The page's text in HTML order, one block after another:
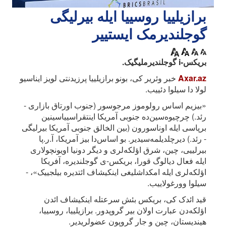
برازیلییا روسییا ایله بیرلیگی
گوجلندیرمک ایستییر
بریکس-i گوجلندیرملیگیک.
Axar.az خبر وئریر کی، بونو برازیلییا پرزیدنتی لویز ایناسیو
لولا دا سیلوا دئییب.
«بیزیم اساس رولوموز مرجوسور (جنوب اورتاق بازاری -
رئد.) چرچیوه‌سین‌ده جنوبی آمریکا اینتقراسییاسینین
برپاسی ایله اوناسورون (بین الخالق جنوبی آمریکا بیرلیگی
- رئد.) دیرچلدیلمه‌سیدیر. بو اساس‌دا بیز آمریکا، آ.ر.پا
بیرلییی، چین، شرق اؤلکه‌لری و دیگر دونیا اویونچولاری
ایله فعال دیالوگ قورا، بریکس-ی گوجلندیره، آفریکا
اؤلکه‌لری ایله امکداشلیغی اینکیشاف ائتدیره بیلجییک»، -
سیلوا وورغولاییب.
قید ائدک کی، بریکس بئش سرعتله اینکیشاف ائد‌ن
اؤلکه‌دن عبارت اولان بیر گروپدور. برازیلییا، روسییا،
هیندیستان، چین و جار گروپون عضولریدیر.